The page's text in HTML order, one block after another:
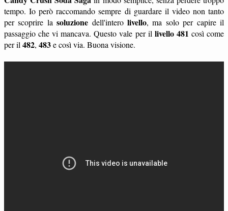
tempo. Io però raccomando sempre di guardare il video non tanto
per scoprire lasoluzione dell'interolivello, ma solo per capire il
passaggio che vi mancava. Questo vale per il livello 481 così come
per il 482, 483e così via. Buona visione.